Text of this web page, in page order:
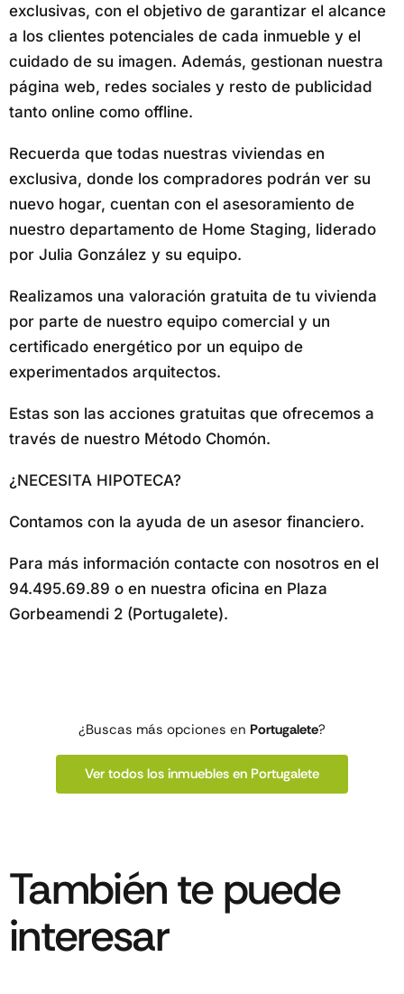
exclusivas, con el objetivo de garantizar el alcance
a los clientes potenciales de cada inmueble y el
cuidado de su imagen. Además, gestionan nuestra
página web, redes sociales y resto de publicidad
tanto online como offline.
Recuerda que todas nuestras viviendas en
exclusiva, donde los compradores podrán ver su
nuevo hogar, cuentan con el asesoramiento de
nuestro departamento de Home Staging, liderado
por Julia González y su equipo.
Realizamos una valoración gratuita de tu vivienda
por parte de nuestro equipo comercial y un
certificado energético por un equipo de
experimentados arquitectos.
Estas son las acciones gratuitas que ofrecemos a
través de nuestro Método Chomón.
¿NECESITA HIPOTECA?
Contamos con la ayuda de un asesor financiero.
Para más información contacte con nosotros en el
94.495.69.89 o en nuestra oficina en Plaza
Gorbeamendi 2 (Portugalete).
¿Buscas más opciones en Portugalete?
Ver todos los inmuebles en Portugalete
También te puede
interesar